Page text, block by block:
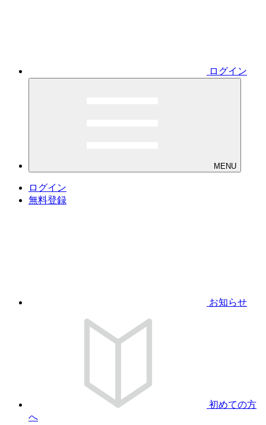
ログイン
MENU
ログイン
無料登録
お知らせ
初めての方
へ